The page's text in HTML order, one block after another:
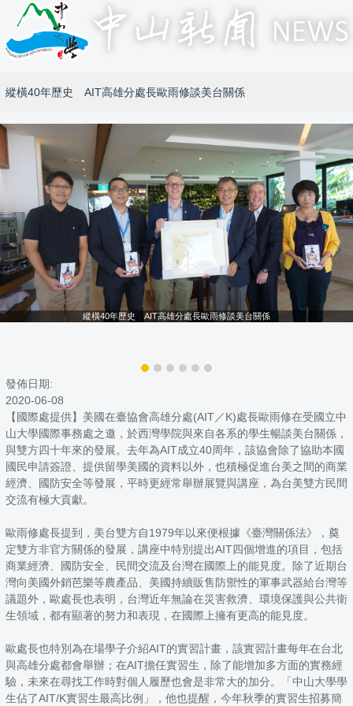
縱橫40年歷史 AIT高雄分處長歐雨修談美台關係
縱橫40年歷史 AIT高雄分處長歐雨修談美台關係
發佈日期:
2020-06-08
【國際處提供】美國在臺協會高雄分處(AIT／K)處長歐雨修在受國立中
山大學國際事務處之邀，於西灣學院與來自各系的學生暢談美台關係，
與雙方四十年來的發展。去年為AIT成立40周年，該協會除了協助本國
國民申請簽證、提供留學美國的資料以外，也積極促進台美之間的商業
經濟、國防安全等發展，平時更經常舉辦展覽與講座，為台美雙方民間
交流有極大貢獻。
歐雨修處長提到，美台雙方自1979年以來便根據《臺灣關係法》，奠
定雙方非官方關係的發展，講座中特別提出AIT四個增進的項目，包括
商業經濟、國防安全、民間交流及台灣在國際上的能見度。除了近期台
灣向美國外銷芭樂等農產品、美國持續販售防禦性的軍事武器給台灣等
議題外，歐處長也表明，台灣近年無論在災害救濟、環境保護與公共衛
生領域，都有顯著的努力和表現，在國際上擁有更高的能見度。
歐處長也特別為在場學子介紹AIT的實習計畫，該實習計畫每年在台北
與高雄分處都會舉辦；在AIT擔任實習生，除了能增加多方面的實務經
驗，未來在尋找工作時對個人履歷也會是非常大的加分。「中山大學學
生佔了AIT/K實習生最高比例」，他也提醒，今年秋季的實習生招募簡